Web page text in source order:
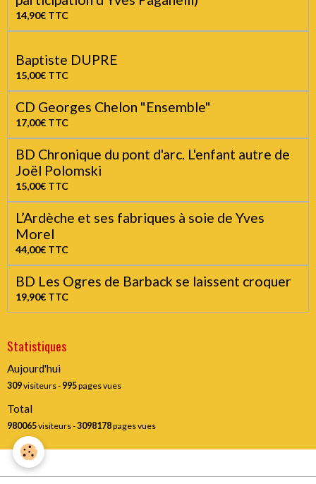
25,00€TTC
"Racontades" de Roland Hours (avec la
participation d'Yves Paganelli)
14,90€TTC
Baptiste DUPRE
15,00€ TTC
CD Georges Chelon "Ensemble"
17,00€TTC
BD Chronique du pont d'arc. L'enfant autre de
Joël Polomski
15,00€TTC
L’Ardèche et ses fabriques à soie de Yves
Morel
44,00€ TTC
19,90€TTC
Aujourd'hui
309visiteurs -
Total
980065visiteurs -3098178pages vues